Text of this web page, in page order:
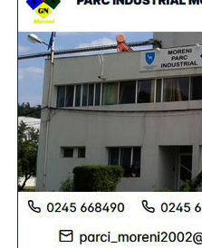
acest ideal și dorește să
se pierde.
AUR, prin Ana Maria
de voturi. Puțin pentru un